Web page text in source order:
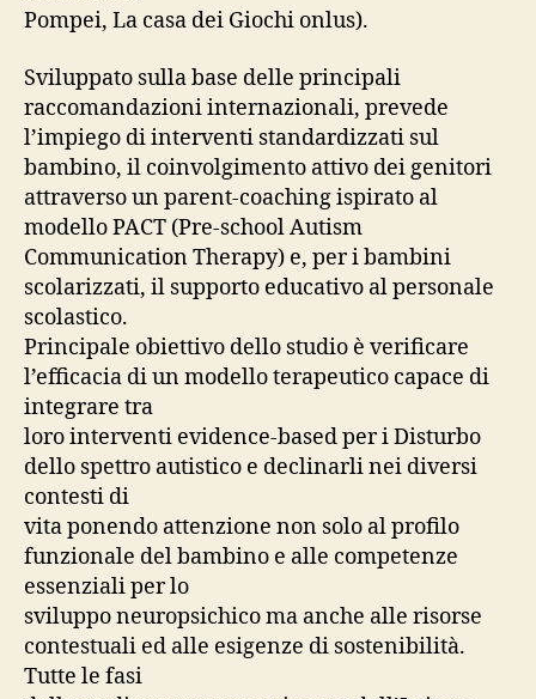
Pompei, La casa dei Giochi onlus).
Sviluppato sulla base delle principali
raccomandazioni internazionali, prevede
l’impiego di interventi standardizzati sul
bambino, il coinvolgimento attivo dei genitori
attraverso un parent-coaching ispirato al
modello PACT (Pre-school Autism
Communication Therapy) e, per i bambini
scolarizzati, il supporto educativo al personale
scolastico.
Principale obiettivo dello studio è verificare
l’efficacia di un modello terapeutico capace di
integrare tra
loro interventi evidence-based per i Disturbo
dello spettro autistico e declinarli nei diversi
contesti di
vita ponendo attenzione non solo al profilo
funzionale del bambino e alle competenze
essenziali per lo
sviluppo neuropsichico ma anche alle risorse
contestuali ed alle esigenze di sostenibilità.
Tutte le fasi